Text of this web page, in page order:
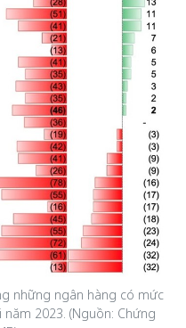
những ngân hàng có mức
2023. (Nguồn: Chứng